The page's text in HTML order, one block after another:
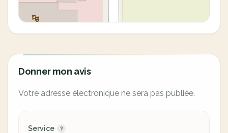
Donner mon avis
Votre adresse électronique ne sera pas publiée.
Service